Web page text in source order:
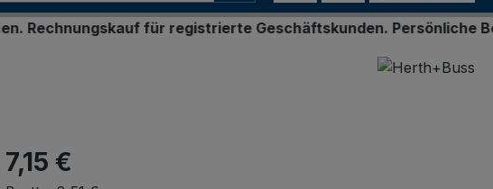
für registrierte Geschäftskunden. Persönliche
7,15 €